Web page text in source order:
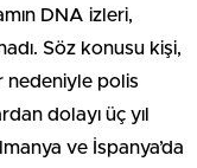
DNA izleri,
Söz konusu kişi,
nedeniyle polis
dolayı üç yıl
ve İspanya’da